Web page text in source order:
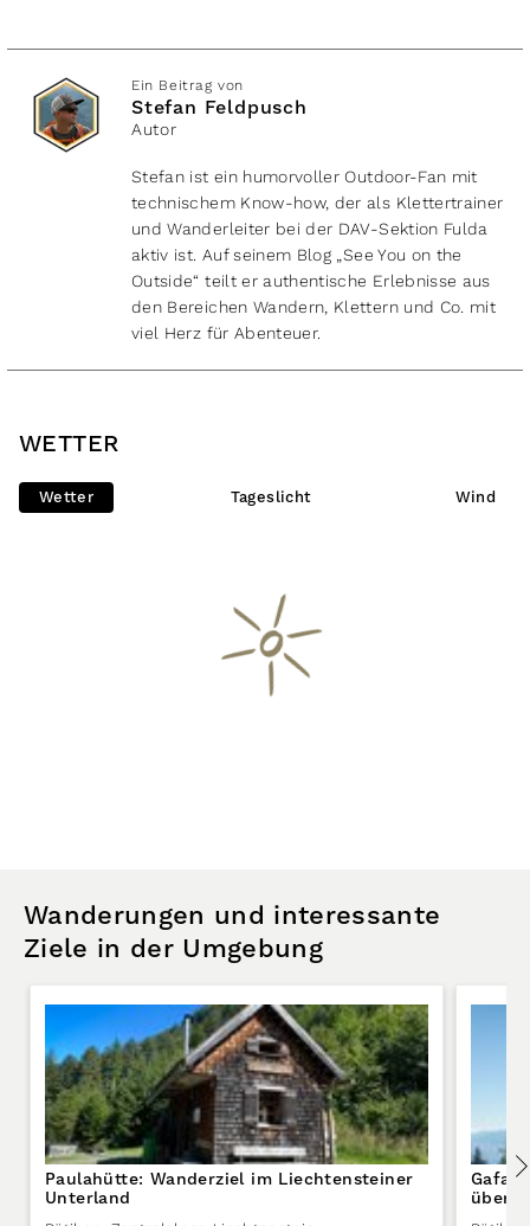
Ein Beitrag von
Stefan Feldpusch
Autor
Stefan ist ein humorvoller Outdoor-Fan mit
technischem Know-how, der als Klettertrainer
und Wanderleiter bei der DAV-Sektion Fulda
aktiv ist. Auf seinem Blog „See You on the
Outside“ teilt er authentische Erlebnisse aus
den Bereichen Wandern, Klettern und Co. mit
viel Herz für Abenteuer.
WETTER
Wetter Tageslicht Wind
Wanderungen und interessante
Ziele in der Umgebung
Paulahütte: Wanderziel im Liechtensteiner
Unterland
über